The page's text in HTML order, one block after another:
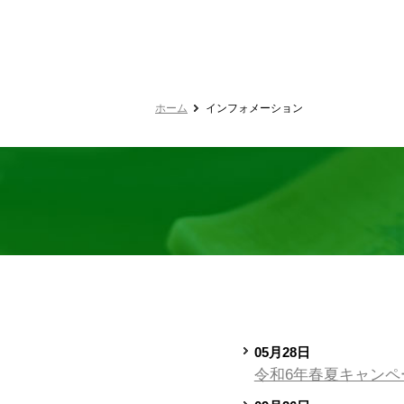
ホーム インフォメーション
05月28日
令和6年春夏キャン